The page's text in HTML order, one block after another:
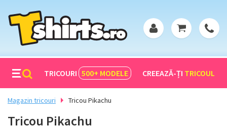
TRICOURI 500+ MODELE CREEAZĂ-ȚI TRICOUL
Magazin tricouri Tricou Pikachu
Tricou Pikachu